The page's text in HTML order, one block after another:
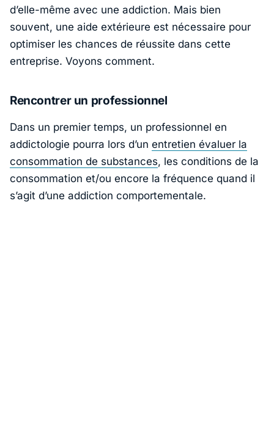
d’elle-même avec une addiction. Mais bien
souvent, une aide extérieure est nécessaire pour
optimiser les chances de réussite dans cette
entreprise. Voyons comment.
Rencontrer un professionnel
Dans un premier temps, un professionnel en
addictologie pourra lors d’un entretien évaluer la
consommation de substances, les conditions de la
consommation et/ou encore la fréquence quand il
s’agit d’une addiction comportementale.